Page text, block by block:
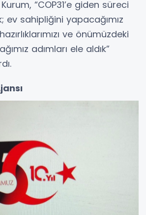
“COP31’e giden süreci
ev sahipliğini yapacağımız
ve önümüzdeki
adımları ele aldık”